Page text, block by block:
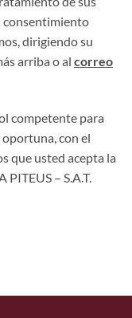
consentimiento
dirigiendo su
arriba o al correo
competente para
con el
que usted acepta la
– S.A.T.